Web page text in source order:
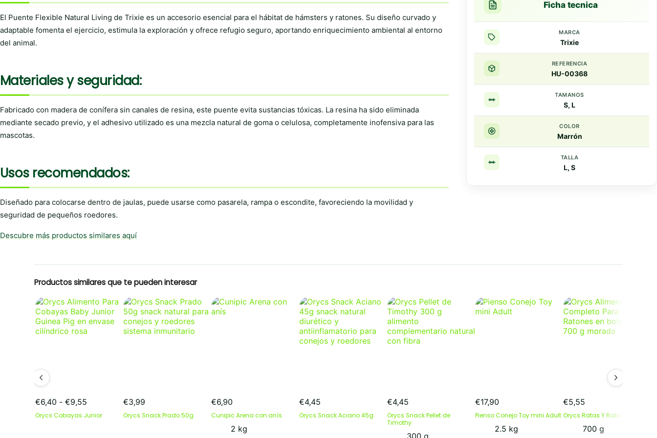
El Puente Flexible Natural Living de Trixie es un accesorio esencial para el hábitat de hámsters y ratones. Su diseño curvado y
adaptable fomenta el ejercicio, estimula la exploración y ofrece refugio seguro, aportando enriquecimiento ambiental al entorno
del animal.
Materiales y seguridad:
Fabricado con madera de conífera sin canales de resina, este puente evita sustancias tóxicas. La resina ha sido eliminada
mediante secado previo, y el adhesivo utilizado es una mezcla natural de goma o celulosa, completamente inofensiva para las
mascotas.
Usos recomendados:
Diseñado para colocarse dentro de jaulas, puede usarse como pasarela, rampa o escondite, favoreciendo la movilidad y
seguridad de pequeños roedores.
Descubre más productos similares aquí
Ficha tecnica
MARCA
Trixie
REFERENCIA
HU-00368
TAMANOS
S, L
COLOR
Marrón
TALLA
L, S
Productos similares que te pueden interesar
€6,40 - €9,55
de
precios:
Orycs Cobayas Junior
€3,99
Orycs Snack Prado 50g
€6,90
Cunipic Arena con anís
2 kg
€4,45
Orycs Snack Aciano 45g
€4,45
Orycs Snack Pellet de
Timothy
300 g
€17,90
Pienso Conejo Toy mini Adult
2.5 kg
€5,55
Orycs Ratas Y Ratones
700 g